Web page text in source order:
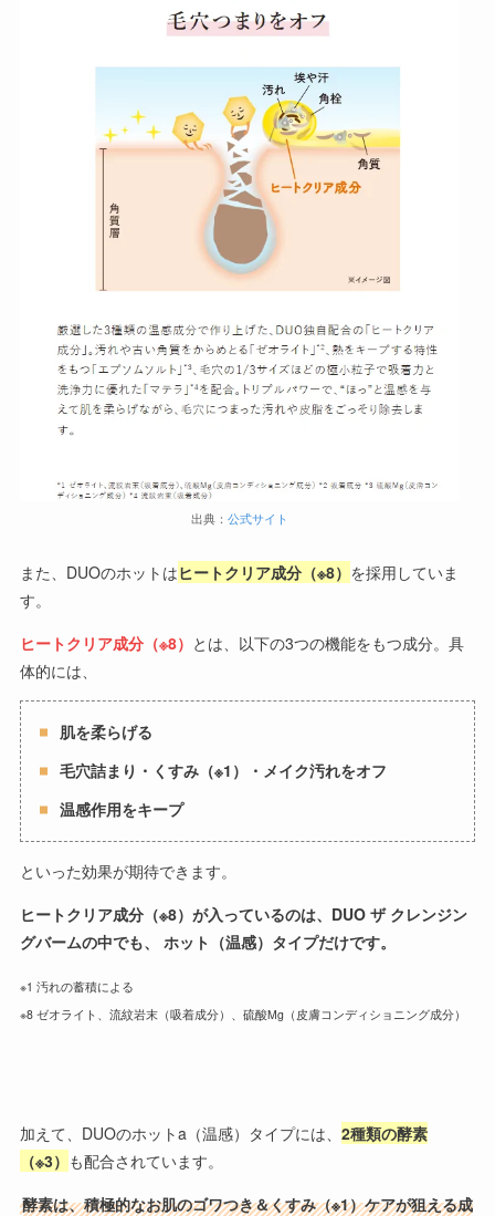
出典： 公式サイト
また、DUOのホットはヒートクリア成分（※8） を採用していま
す。
ヒートクリア成分（※8） とは、以下の3つの機能をもつ成分。具
体的には、
肌を柔らげる
毛穴詰まり・くすみ（※1）・メイク汚れをオフ
温感作用をキープ
といった効果が期待できます。
ヒートクリア成分（※8）が入っているのは、DUO ザ クレンジン
グバームの中でも、 ホット（温感）タイプだけです。
※1 汚れの蓄積による
※8 ゼオライト、流紋岩末（吸着成分）、硫酸Mg（皮膚コンディショニング成分）
加えて、DUOのホットa（温感）タイプには、 2種類の酵素
（※3） も配合されています。
酵素は、積極的なお肌のゴワつき＆くすみ（※1）ケアが狙える成